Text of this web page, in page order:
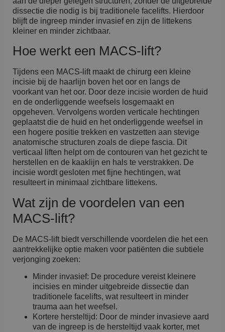
dissectie die nodig is bij traditionele facelifts. Hierdoor
blijft de ingreep minder invasief en zijn de littekens
kleiner en minder zichtbaar.
Hoe werkt een MACS-lift?
Tijdens een MACS-lift maakt de chirurg een kleine
incisie bij de haarlijn boven het oor en langs de
voorkant van het oor. Door deze incisie worden de huid
en de onderliggende weefsels losgemaakt en
opgeheven. Vervolgens worden verticale hechtingen
geplaatst die de huid en het onderliggende weefsel in
een hogere positie trekken en vastzetten aan stevige
anatomische structuren zoals de diepe fascia. Dit
verticaal liften helpt om de contouren van het gezicht te
herstellen en de kaaklijn en hals te verstrakken. De
incisie wordt gesloten met fijne hechtingen, wat
resulteert in minimaal zichtbare littekens.
Wat zijn de voordelen van een
MACS-lift?
De MACS-lift biedt verschillende voordelen die het een
aantrekkelijke optie maken voor patiënten die subtiele
verjonging zoeken:
Minder invasief: De procedure vereist kleinere
incisies en minder uitgebreide dissectie dan
traditionele facelifts, wat resulteert in minder
trauma aan het weefsel.
Kortere hersteltijd: Door de minder invasieve aard
van de ingreep is de hersteltijd vaak korter, met